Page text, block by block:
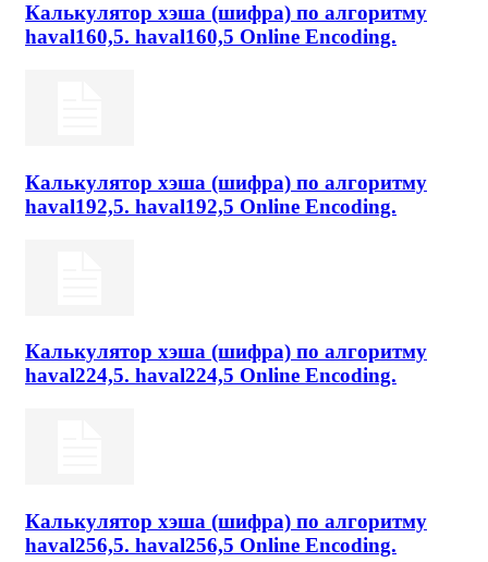
Калькулятор хэша (шифра) по алгоритму
haval160,5. haval160,5 Online Encoding.
Калькулятор хэша (шифра) по алгоритму
haval192,5. haval192,5 Online Encoding.
Калькулятор хэша (шифра) по алгоритму
haval224,5. haval224,5 Online Encoding.
Калькулятор хэша (шифра) по алгоритму
haval256,5. haval256,5 Online Encoding.